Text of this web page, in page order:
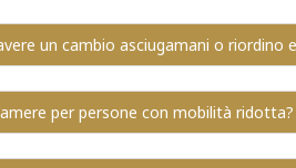
un cambio asciugamani o riordino
per persone con mobilità ridotta?